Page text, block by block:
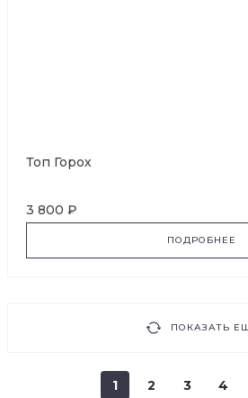
Топ Горох
3 800 ₽
ПОДРОБНЕЕ
ПОКАЗАТЬ
1 2 3 4